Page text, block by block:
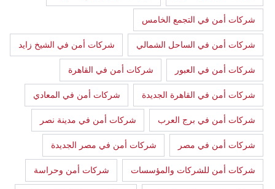
شركات أمن في التجمع الخامس
شركات أمن في الساحل الشمالي شركات أمن في الشيخ زايد
شركات أمن في العبور شركات أمن في القاهرة
شركات أمن في القاهرة الجديدة شركات أمن في المعادي
شركات أمن في برج العرب شركات أمن في مدينة نصر
شركات أمن في مصر شركات أمن في مصر الجديدة
شركات أمن للشركات والمؤسسات شركات أمن وحراسة